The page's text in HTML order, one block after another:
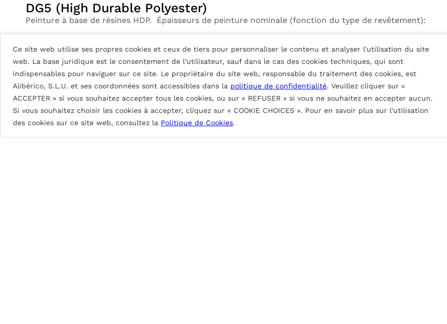
Ce site web utilise ses propres cookies et ceux de tiers pour personnaliser le contenu et analyser l'utilisation du site
web. La base juridique est le consentement de l'utilisateur, sauf dans le cas des cookies techniques, qui sont
indispensables pour naviguer sur ce site. Le propriétaire du site web, responsable du traitement des cookies, est
Alibérico, S.L.U. et ses coordonnées sont accessibles dans la politique de confidentialité. Veuillez cliquer sur «
ACCEPTER » si vous souhaitez accepter tous les cookies, ou sur « REFUSER » si vous ne souhaitez en accepter aucun.
Si vous souhaitez choisir les cookies à accepter, cliquez sur « COOKIE CHOICES ». Pour en savoir plus sur l'utilisation
des cookies sur ce site web, consultez la Politique de Cookies.
DG5 (High Durable Polyester)
Peinture à base de résines HDP. Épaisseurs de peinture nominale (fonction du type de revêtement):
DG5 3L Coastal: env. 55μ
DG5 2L: env. 25 μ
Brillance de 70 à 90%.
Excellente protection contre les intempéries, le rayonnement UV et les contaminants
Excellente flexibilité au profilage, pliage et bobinage.
PVDF (Polyvinylidene Fluoride)
Peinture à base de résine PVDF à hautes performances. Epaisseur de peinture nominale: